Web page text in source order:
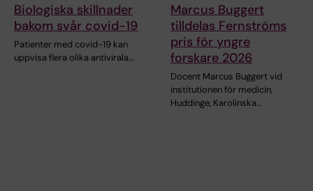
Biologiska skillnader
bakom svår covid-19
Patienter med covid-19 kan
uppvisa flera olika antivirala…
Marcus Buggert
tilldelas Fernströms
pris för yngre
forskare 2026
Docent Marcus Buggert vid
institutionen för medicin,
Huddinge, Karolinska…